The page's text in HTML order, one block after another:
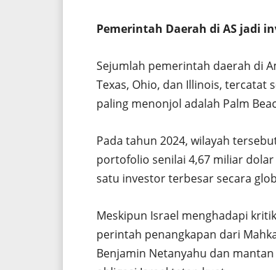
Pemerintah Daerah di AS jadi
Sejumlah pemerintah daerah di
Texas, Ohio, dan Illinois, tercatat
paling menonjol adalah Palm
Pada tahun 2024, wilayah
portofolio senilai 4,67 miliar
satu investor terbesar secara
Meskipun Israel menghadapi
perintah penangkapan dari
Benjamin Netanyahu dan